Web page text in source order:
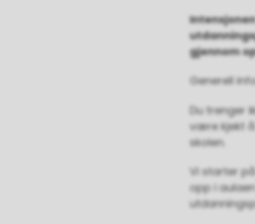
gjennom
Generell
Du trenger
være kjekt å
skolen.
Vi starter
opp i